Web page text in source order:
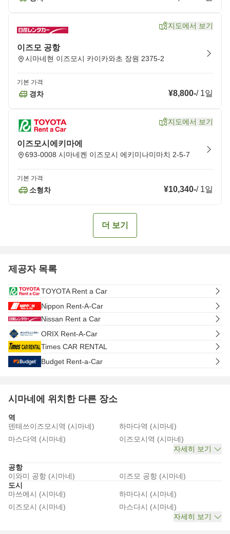
지도에서 보기
이즈모 공항
시마네현 이즈모시 카이카와초 장원 2375-2
기본 가격
경차 ¥8,800-/ 1일
지도에서 보기
이즈모시에키마에
693-0008 시마네켄 이즈모시 에키미나미마치 2-5-7
기본 가격
소형차 ¥10,340-/ 1일
더 보기
제공자 목록
TOYOTA Rent a Car
Nippon Rent-A-Car
Nissan Rent a Car
ORIX Rent-A-Car
Times CAR RENTAL
Budget Rent-a-Car
시마네에 위치한 다른 장소
역
덴테쓰이즈모시역 (시마네)
하마다역 (시마네)
마스다역 (시마네)
이즈모시역 (시마네)
자세히 보기
공항
이와미 공항 (시마네)
이즈모 공항 (시마네)
도시
마쓰에시 (시마네)
하마다시 (시마네)
이즈모시 (시마네)
마스다시 (시마네)
자세히 보기